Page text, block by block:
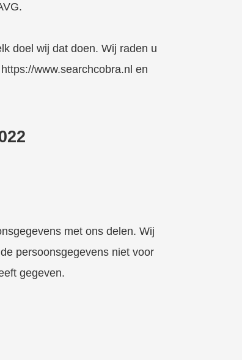
doel wij dat doen. Wij raden u
www.searchcobra.nl en
met ons delen. Wij
persoonsgegevens niet voor
gegeven.